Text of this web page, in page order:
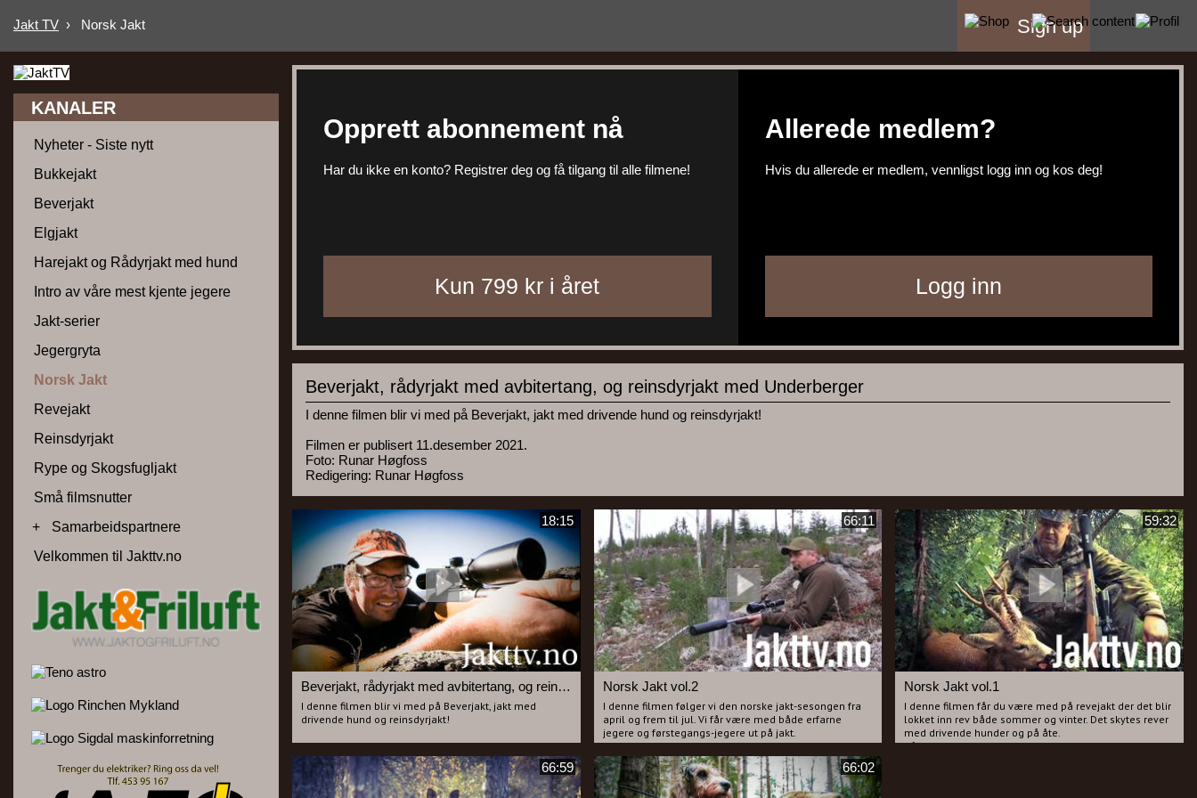
Sign up
Jakt TV › Norsk Jakt
KANALER
Nyheter - Siste nytt
Bukkejakt
Beverjakt
Elgjakt
Harejakt og Rådyrjakt med hund
Intro av våre mest kjente jegere
Jakt-serier
Jegergryta
Norsk Jakt
Revejakt
Reinsdyrjakt
Rype og Skogsfugljakt
Små filmsnutter
+
Samarbeidspartnere
Velkommen til Jakttv.no
Opprett abonnement nå
Har du ikke en konto? Registrer deg og få tilgang til alle filmene!
Allerede medlem?
Hvis du allerede er medlem, vennligst logg inn og kos deg!
Beverjakt, rådyrjakt med avbitertang, og reinsdyrjakt med Underberger
I denne filmen blir vi med på Beverjakt, jakt med drivende hund og reinsdyrjakt!
Filmen er publisert 11.desember 2021.
Foto: Runar Høgfoss
Redigering: Runar Høgfoss
18:15
Beverjakt, rådyrjakt med avbitertang, og reinsdyrjakt med Underberger
I denne filmen blir vi med på Beverjakt, jakt med
drivende hund og reinsdyrjakt!
Filmen er publisert 11.desember 2021.
Foto: Runar Høgfoss
Redigering: Runar Høgfoss
66:11
Norsk Jakt vol.2
I denne filmen følger vi den norske jakt-sesongen fra
april og frem til jul. Vi får være med både erfarne
jegere og førstegangs-jegere ut på jakt.
Årstiden går som en rød tråd gjennom filmen:
I april er vi med på beverjakt.
59:32
Norsk Jakt vol.1
I denne filmen får du være med på revejakt der det blir
lokket inn rev både sommer og vinter. Det skytes rever
med drivende hunder og på åte.
Rådyrjakt: Helge lokker og skyter bukker før vi senere
66:59 66:02